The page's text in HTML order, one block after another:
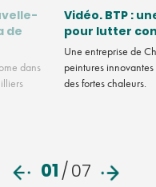
de
dans
Vidéo. BTP :
pour lutter
Une entreprise de
peintures
des fortes chaleurs.
01/07